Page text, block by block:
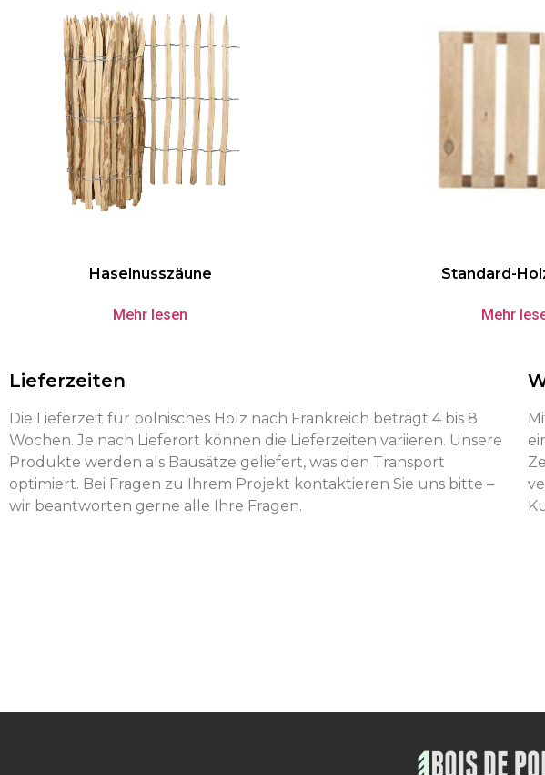
Haselnusszäune
Mehr lesen
Standard-
Mehr
Lieferzeiten
Die Lieferzeit für polnisches Holz nach Frankreich beträgt 4 bis 8
Wochen. Je nach Lieferort können die Lieferzeiten variieren. Unsere
Produkte werden als Bausätze geliefert, was den Transport
optimiert. Bei Fragen zu Ihrem Projekt kontaktieren Sie uns bitte –
wir beantworten gerne alle Ihre Fragen.